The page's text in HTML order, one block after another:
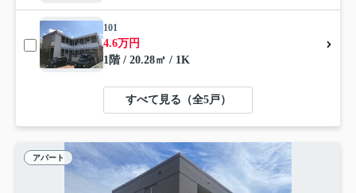
101
4.6万円
1階 / 20.28㎡ / 1K
すべて見る（全5戸）
アパート